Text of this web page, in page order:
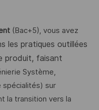
(Bac+5), vous avez
les pratiques outillées
produit, faisant
Système,
spécialités) sur
la transition vers la